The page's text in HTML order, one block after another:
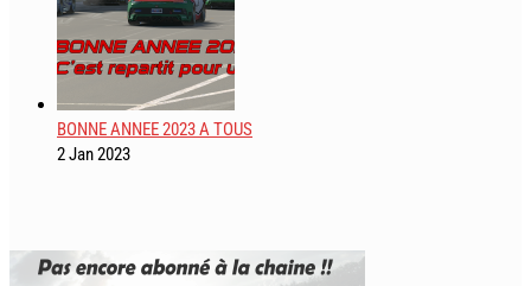
BONNE ANNEE 2023 A TOUS
2 Jan 2023